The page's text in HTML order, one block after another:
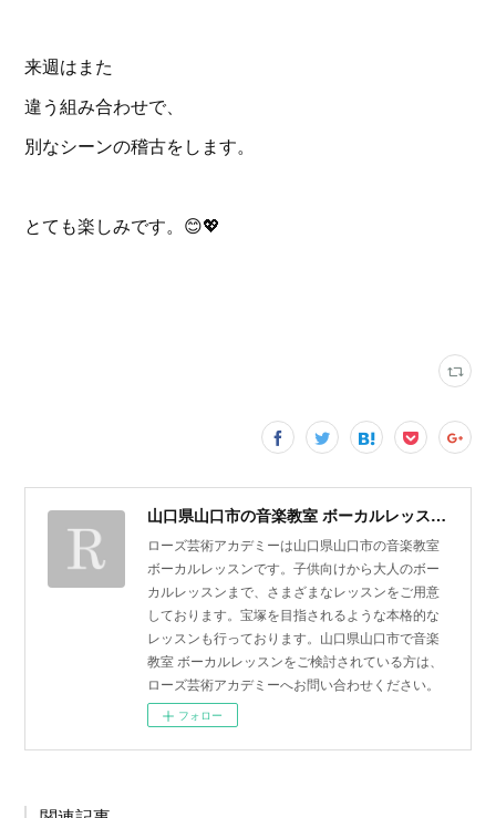
来週はまた
違う組み合わせで、
別なシーンの稽古をします。
とても楽しみです。😊💖
山口県山口市の音楽教室 ボーカルレッスン | ローズ芸術アカデミー
ローズ芸術アカデミーは山口県山口市の音楽教室
ボーカルレッスンです。子供向けから大人のボー
カルレッスンまで、さまざまなレッスンをご用意
しております。宝塚を目指されるような本格的な
レッスンも行っております。山口県山口市で音楽
教室 ボーカルレッスンをご検討されている方は、
ローズ芸術アカデミーへお問い合わせください。
フォロー